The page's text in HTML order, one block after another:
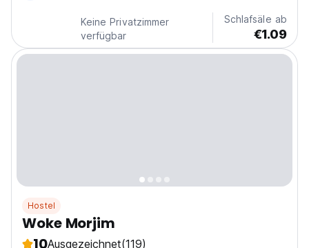
Keine Privatzimmer
verfügbar
Schlafsäle ab
€1.09
Hostel
Woke Morjim
10Ausgezeichnet(119)